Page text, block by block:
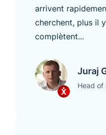
arrivent
cherchent, plus il
complètent...
Juraj
Head of